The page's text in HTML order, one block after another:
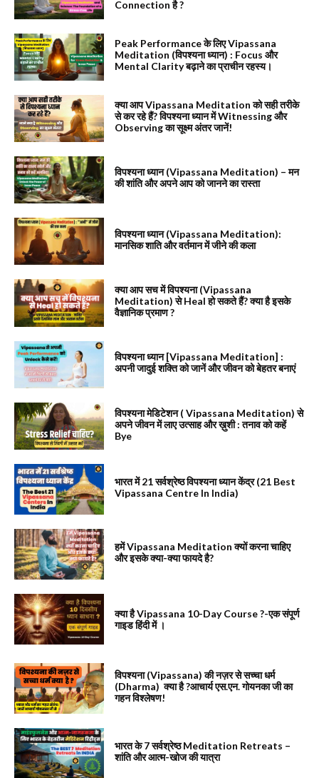
Connection है ?
Peak Performance के लिए Vipassana
Meditation (विपश्यना ध्यान) : Focus और
Mental Clarity बढ़ाने का प्राचीन रहस्य।
क्या आप Vipassana Meditation को सही तरीके
से कर रहे हैं? विपश्यना ध्यान में Witnessing और
Observing का सूक्ष्म अंतर जानें!
विपश्यना ध्यान (Vipassana Meditation) – मन
की शांति और अपने आप को जानने का रास्ता
विपश्यना ध्यान (Vipassana Meditation):
मानसिक शाति और वर्तमान में जीने की कला
क्या आप सच में विपश्यना (Vipassana
Meditation) से Heal हो सकते हैं? क्या है इसके
वैज्ञानिक प्रमाण ?
विपश्यना ध्यान [Vipassana Meditation] :
अपनी जादुई शक्ति को जानें और जीवन को बेहतर बनाएं
विपश्यना मेडिटेशन ( Vipassana Meditation) से
अपने जीवन में लाए उत्साह और ख़ुशी : तनाव को कहें
Bye
भारत में 21 सर्वश्रेष्ठ विपश्यना ध्यान केंद्र (21 Best
Vipassana Centre In India)
हमें Vipassana Meditation क्यों करना चाहिए
और इसके क्या-क्या फायदे है?
क्या है Vipassana 10-Day Course ?-एक संपूर्ण
गाइड हिंदी में ।
विपश्यना (Vipassana) की नज़र से सच्चा धर्म
(Dharma) क्या है ?आचार्य एस.एन. गोयनका जी का
गहन विश्लेषण!
भारत के 7 सर्वश्रेष्ठ Meditation Retreats –
शांति और आत्म-खोज की यात्रा